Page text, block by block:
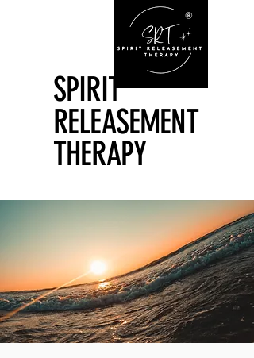
SPIRIT
RELEASEMENT
THERAPY
SPIRIT
RELEASEMENT
THERAPY